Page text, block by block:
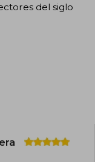
del siglo